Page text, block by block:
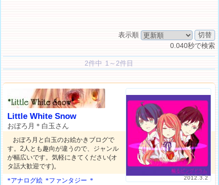
表示順
0.040秒で検索
2件中 1～2件目
2012.3.2
Little White Snow
おぼろ月＊白玉さん
おぼろ月と白玉のお絵かきブログで
す。2人とも趣向が違うので、ジャンル
が幅広いです。気軽にきてください(オ
タ話大歓迎です)。
*アナログ絵 *ファンタジー *